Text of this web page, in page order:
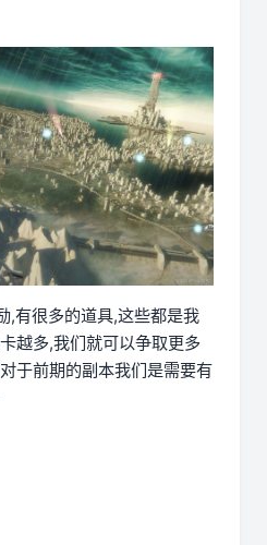
,有很多的道具,这些都是我
越多,我们就可以争取更多
于前期的副本我们是需要有